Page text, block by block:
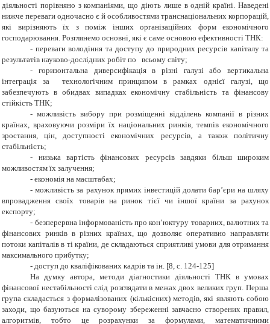
діяльності порівняно з компаніями, що діють лише в одній країні. Наведені
нижче переваги одночасно є й особливостями транснаціональних корпорацій,
які вирізняють їх з поміж інших організаційних форм економічного
господарювання. Розглянемо основні, які є саме основою ефективності ТНК:
- переваги володіння та доступу до природних ресурсів капіталу та
результатів науково-дослідних робіт по всьому світу;
- горизонтальна диверсифікація в різні галузі або вертикальна
інтеграція за технологічним принципом в рамках однієї галузі, що
забезпечують в обидвах випадках економічну стабільність та фінансову
стійкість ТНК;
- можливість вибору при розміщенні відділень компанії в різних
країнах, враховуючи розміри їх національних ринків, темпів економічного
зростання, цін, доступності економічних ресурсів, а також політичну
стабільність;
- низька вартість фінансових ресурсів завдяки більш широким
можливостям їх залучення;
- економія на масштабах;
- можливість за рахунок прямих інвестицій долати бар’єри на шляху
впровадження своїх товарів на ринок тієї чи іншої країни за рахунок
експорту;
- безперервна інформованість про кон’юктуру товарних, валютних та
фінансових ринків в різних країнах, що дозволяє оперативно направляти
потоки капіталів в ті країни, де складаються сприятливі умови для отримання
максимального прибутку;
- доступ до кваліфікованих кадрів та ін. [8, с. 124-125]
На думку автора, методи діагностики діяльності ТНК в умовах
фінансової нестабільності слід розглядати в межах двох великих груп. Перша
група складається з формалізованих (кількісних) методів, які являють собою
заходи, що базуються на суворому збереженні завчасно створених правил,
алгоритмів, тобто це розрахунки за формулами, математичними